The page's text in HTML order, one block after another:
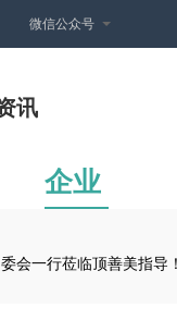
微信公众号
讯
企业
会一行莅临顶善美指导